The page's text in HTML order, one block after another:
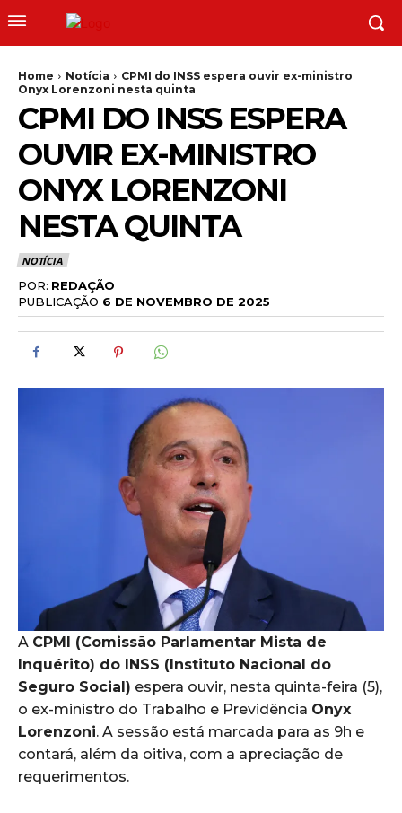
Home Notícia
CPMI do INSS espera ouvir ex-ministro
Onyx Lorenzoni nesta quinta
CPMI DO INSS ESPERA
OUVIR EX-MINISTRO
ONYX LORENZONI
NESTA QUINTA
NOTÍCIA
POR: REDAÇÃO
PUBLICAÇÃO 6 DE NOVEMBRO DE 2025
A CPMI (Comissão Parlamentar Mista de
Inquérito) do INSS (Instituto Nacional do
Seguro Social) espera ouvir, nesta quinta-feira (5),
o ex-ministro do Trabalho e Previdência Onyx
Lorenzoni. A sessão está marcada para as 9h e
contará, além da oitiva, com a apreciação de
requerimentos.